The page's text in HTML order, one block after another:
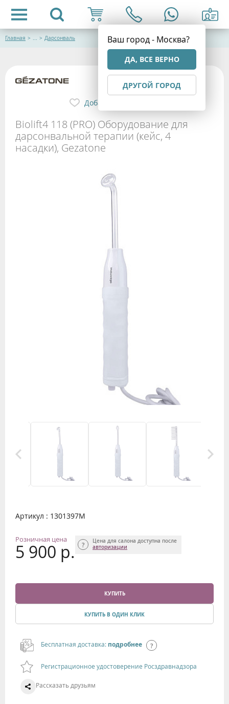
Ваш город - Москва?
ДА, ВСЕ ВЕРНО
ДРУГОЙ ГОРОД
Главная > ... > Дарсонваль
Biolift4 118 (PRO) Оборудование для
дарсонвальной терапии (кейс, 4
насадки), Gezatone
Добавить в избранное
Артикул : 1301397M
Розничная цена
5 900 р.
Цена для салона доступна после
авторизации
КУПИТЬ
КУПИТЬ В ОДИН КЛИК
Бесплатная доставка: подробнее
Регистрационное удостоверение Росздравнадзора
Рассказать друзьям